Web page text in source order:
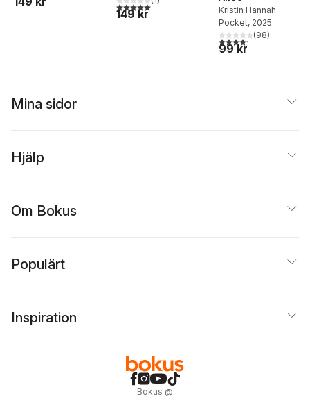
5,0utav 5 stjärnor. Totalt antal röster:
149 kr
Kristin Hannah
Pocket, 2025
4,3utav 5 stjärnor.
(98)
99 kr
Mina sidor
Hjälp
Om Bokus
Populärt
Inspiration
Bokus @